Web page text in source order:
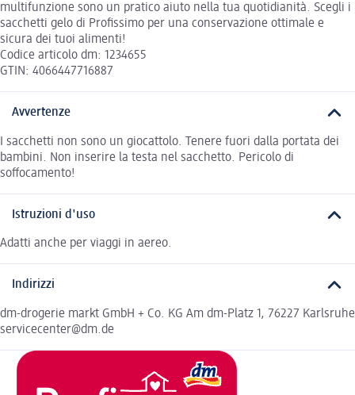
multifunzione sono un pratico aiuto nella tua quotidianità. Scegli i
sacchetti gelo di Profissimo per una conservazione ottimale e
sicura dei tuoi alimenti!
Codice articolo dm: 1234655
GTIN: 4066447716887
Avvertenze
I sacchetti non sono un giocattolo. Tenere fuori dalla portata dei
bambini. Non inserire la testa nel sacchetto. Pericolo di
soffocamento!
Istruzioni d'uso
Adatti anche per viaggi in aereo.
Indirizzi
dm-drogerie markt GmbH + Co. KG Am dm-Platz 1, 76227 Karlsruhe
servicecenter@dm.de